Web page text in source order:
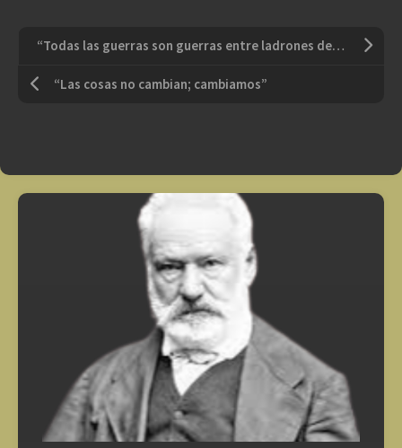
“Todas las guerras son guerras entre ladrones demasiado cobardes para luchar, que inducen a los jóvenes varones de todo el mundo a hacer la lucha por ellos”
“Las cosas no cambian; cambiamos”